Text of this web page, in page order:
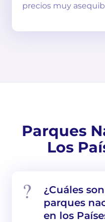
precios muy
Parques
Los
¿Cuáles
parques
en los